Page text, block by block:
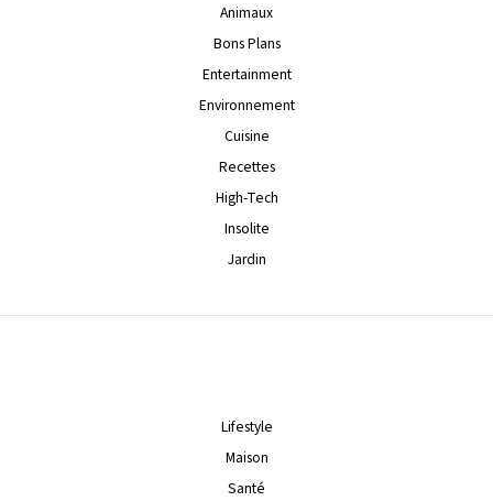
Animaux
Bons Plans
Entertainment
Environnement
Cuisine
Recettes
High-Tech
Insolite
Jardin
Lifestyle
Maison
Santé